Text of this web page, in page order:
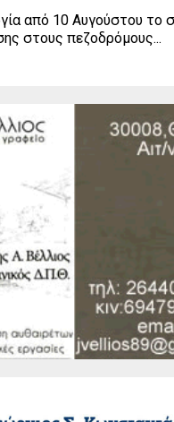
από 10 Αυγούστου το
στους πεζοδρόμους...